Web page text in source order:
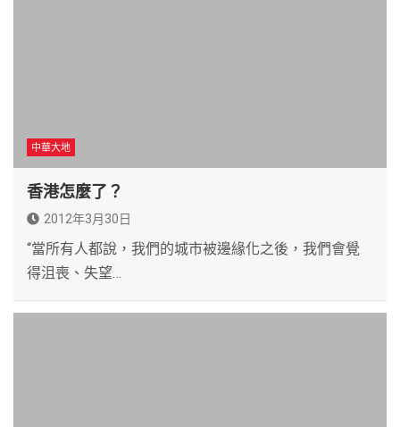
中華大地
香港怎麼了？
2012年3月30日
“當所有人都說，我們的城市被邊緣化之後，我們會覺
得沮喪、失望…